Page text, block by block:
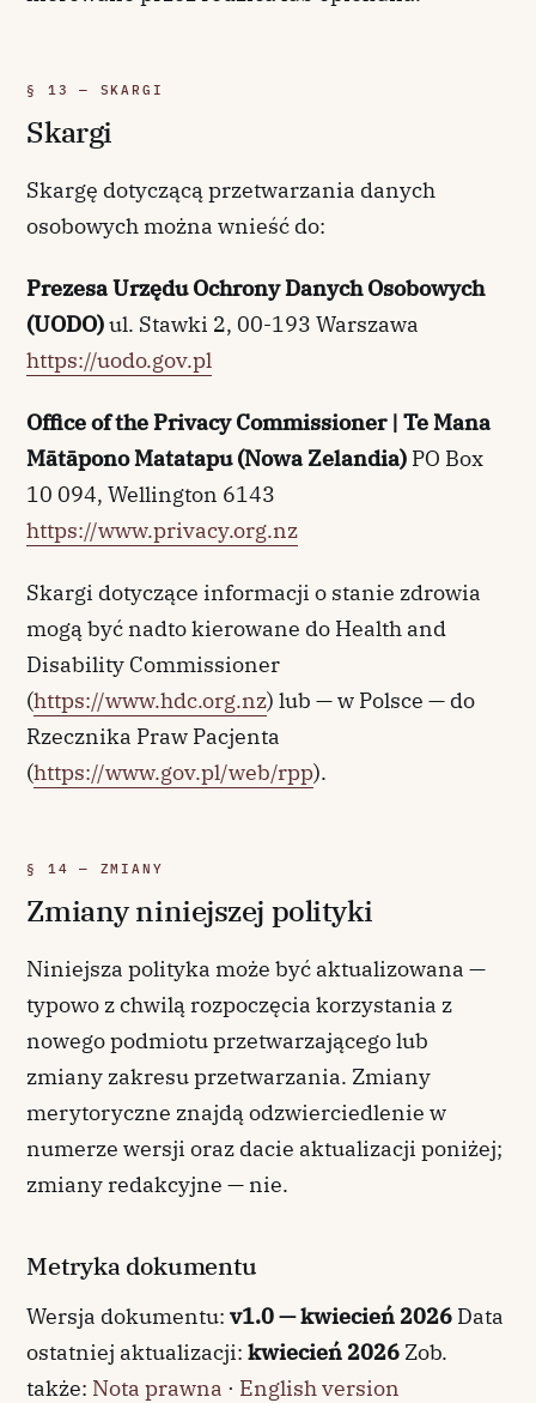
§ 13 — SKARGI
Skargi
Skargę dotyczącą przetwarzania danych
osobowych można wnieść do:
Prezesa Urzędu Ochrony Danych Osobowych
(UODO)ul. Stawki 2, 00-193 Warszawa
https://uodo.gov.pl
Office of the Privacy Commissioner | Te Mana
Mātāpono Matatapu (Nowa Zelandia) PO Box
10 094, Wellington 6143
https://www.privacy.org.nz
Skargi dotyczące informacji o stanie zdrowia
mogą być nadto kierowane do Health and
Disability Commissioner
(https://www.hdc.org.nz) lub — w Polsce — do
Rzecznika Praw Pacjenta
(https://www.gov.pl/web/rpp).
§ 14 — ZMIANY
Zmiany niniejszej polityki
Niniejsza polityka może być aktualizowana —
typowo z chwilą rozpoczęcia korzystania z
nowego podmiotu przetwarzającego lub
zmiany zakresu przetwarzania. Zmiany
merytoryczne znajdą odzwierciedlenie w
numerze wersji oraz dacie aktualizacji poniżej;
zmiany redakcyjne — nie.
Metryka dokumentu
Wersja dokumentu:v1.0 — kwiecień 2026 Data
ostatniej aktualizacji:kwiecień 2026 Zob.
także: Nota prawna · English version